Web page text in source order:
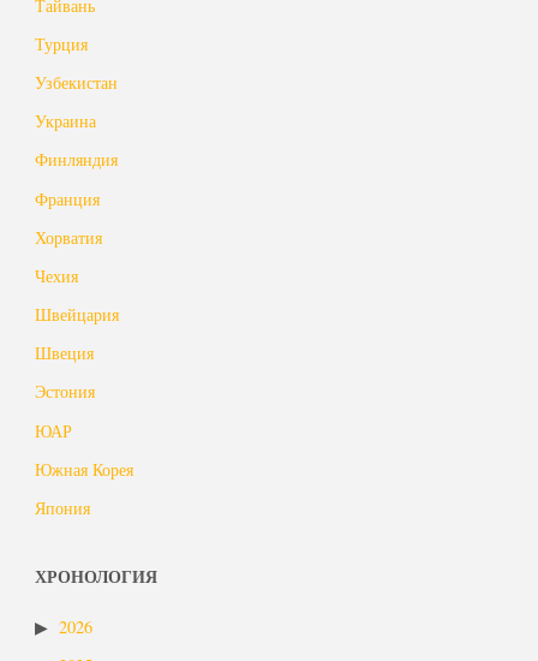
Тайвань
Турция
Узбекистан
Украина
Финляндия
Франция
Хорватия
Чехия
Швейцария
Швеция
Эстония
ЮАР
Южная Корея
Япония
ХРОНОЛОГИЯ
2026